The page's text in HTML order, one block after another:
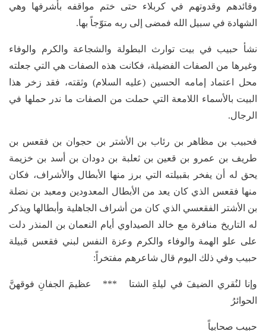
وقائدهم وقدوتهم في كربلاء حتى ختم مواقفه بأشرفها وهي
الشهادة في سبيل الله فمضى إلى ربه متوّجاً بها.
نشأ حبيب في بيت توارث البطولة والشجاعة والكرم والوفاء
وغيرها من الصفات الفضيلة، فكانت هذه الصفات هي التي جعلته
محل اعتماد إمامه الحسين (عليه السلام) وثقته، فقد زخر هذا
البيت بالأسماء اللامعة التي حملت من الصفات ما ندر حملها في
الرجال.
فحبيب بن مظاهر بن رئاب بن الأشتر بن حجوان بن فقعس بن
طريف بن عمرو بن قعين بن ثعلبة بن دودان بن أسد بن خزيمة
يحق له أن يفخر بقبيلته التي برز منها الأبطال والأشراف، فكان
منها فقعس الذي كان يعد من الأبطال المعدودين ومعبد بن نضلة
بن الأشتر الفقعسي الذي كان من أشراف الجاهلية وأبطالها ويذكر
له التاريخ منافرة مع خالد الصيداوي أيام النعمان بن المنذر دلت
على علو الهمة والوفاء والكرم وعزة النفس لبني فقعس قبيلة
حبيب وفي ذلك اليوم قال شاعرهم مفتخراً:
وإنا لنُقري الضيفَ في ليلةِ الشتا *** عظيمَ الجفانِ فوقهنَّ
الحوائرُ
حبيب صحابياً